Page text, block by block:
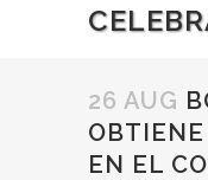
26 AUG
EN EL